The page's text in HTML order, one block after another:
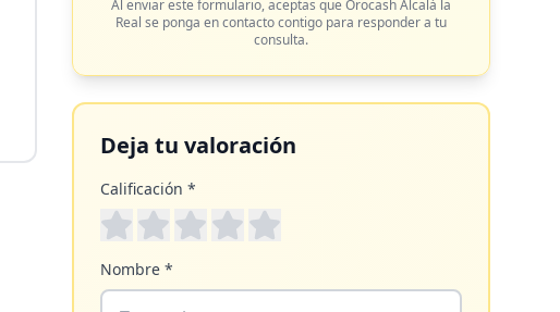
Al enviar este formulario, aceptas que Orocash Alcalá la
Real se ponga en contacto contigo para responder a tu
consulta.
Deja tu valoración
Calificación *
Nombre *